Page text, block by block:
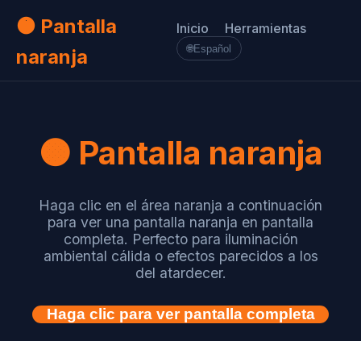
🟠 Pantalla
naranja
Inicio Herramientas
🌐Español
🟠 Pantalla naranja
Haga clic en el área naranja a continuación
para ver una pantalla naranja en pantalla
completa. Perfecto para iluminación
ambiental cálida o efectos parecidos a los
del atardecer.
Haga clic para ver pantalla completa